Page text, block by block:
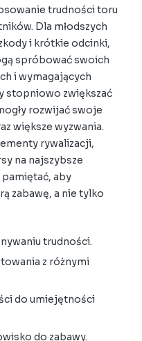
trudności toru
Dla młodszych
i krótkie odcinki,
spróbować swoich
i wymagających
stopniowo zwiększać
rozwijać swoje
większe wyzwania.
rywalizacji,
na najszybsze
aby
zabawę, a nie tylko
trudności.
z różnymi
do umiejętności
do zabawy.